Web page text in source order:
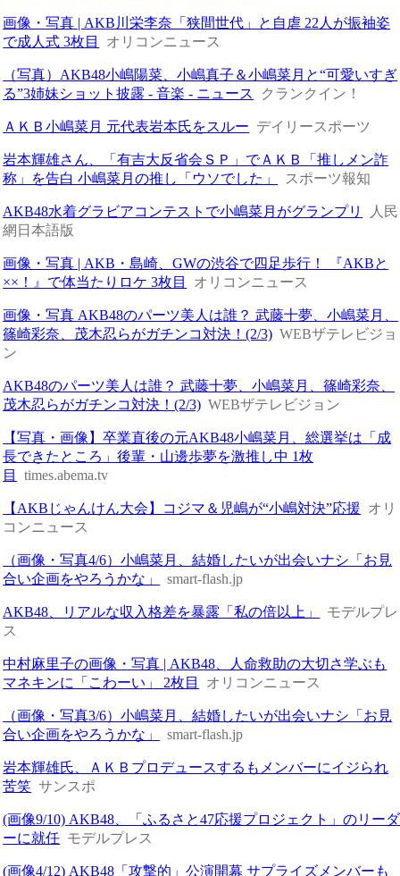
画像・写真 | AKB川栄李奈「狭間世代」と自虐 22人が振袖姿
で成人式 3枚目
オリコンニュース
（写真）AKB48小嶋陽菜、小嶋真子＆小嶋菜月と“可愛いすぎ
る”3姉妹ショット披露 - 音楽 - ニュース
クランクイン！
ＡＫＢ小嶋菜月 元代表岩本氏をスルー デイリースポーツ
岩本輝雄さん、「有吉大反省会ＳＰ」でＡＫＢ「推しメン詐
称」を告白 小嶋菜月の推し「ウソでした」
スポーツ報知
AKB48水着グラビアコンテストで小嶋菜月がグランプリ
人民
網日本語版
画像・写真 | AKB・島崎、GWの渋谷で四足歩行！ 『AKBと
××！』で体当たりロケ 3枚目
オリコンニュース
画像・写真 AKB48のパーツ美人は誰？ 武藤十夢、小嶋菜月、
篠崎彩奈、茂木忍らがガチンコ対決！(2/3) WEBザテレビジョ
ン
AKB48のパーツ美人は誰？ 武藤十夢、小嶋菜月、篠崎彩奈、
茂木忍らがガチンコ対決！(2/3) WEBザテレビジョン
【写真・画像】卒業直後の元AKB48小嶋菜月、総選挙は「成
長できたところ」後輩・山邊歩夢を激推し中 1枚
目
times.abema.tv
【AKBじゃんけん大会】コジマ＆児嶋が“小嶋対決”応援 オリ
コンニュース
（画像・写真4/6）小嶋菜月、結婚したいが出会いナシ「お見
合い企画をやろうかな」
smart-flash.jp
AKB48、リアルな収入格差を暴露「私の倍以上」
モデルプレ
ス
中村麻里子の画像・写真 | AKB48、人命救助の大切さ学ぶも
マネキンに「こわーい」 2枚目
オリコンニュース
（画像・写真3/6）小嶋菜月、結婚したいが出会いナシ「お見
合い企画をやろうかな」
smart-flash.jp
岩本輝雄氏、ＡＫＢプロデュースするもメンバーにイジられ
苦笑 サンスポ
(画像9/10) AKB48、「ふるさと47応援プロジェクト」のリーダ
ーに就任 モデルプレス
(画像4/12) AKB48「攻撃的」公演開幕 サプライズメンバーも